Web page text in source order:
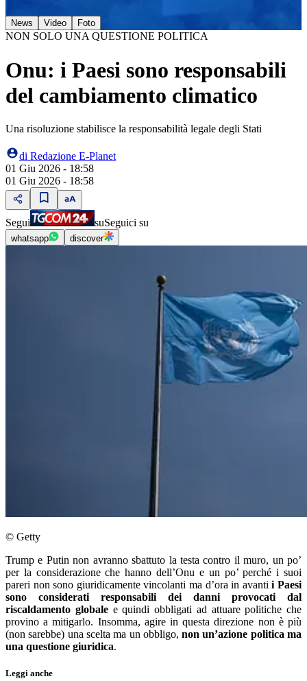
News Video Foto
NON SOLO UNA QUESTIONE POLITICA
Onu: i Paesi sono responsabili
del cambiamento climatico
Una risoluzione stabilisce la responsabilità legale degli Stati
di Redazione E-Planet
01 Giu 2026 - 18:58
01 Giu 2026 - 18:58
Segui suSeguici su
whatsapp discover
© Getty
Trump e Putin non avranno sbattuto la testa contro il muro, un po’
per la considerazione che hanno dell’Onu e un po’ perché i suoi
pareri non sono giuridicamente vincolanti ma d’ora in avantii Paesi
sono considerati responsabili dei danni provocati dal
riscaldamento globale e quindi obbligati ad attuare politiche che
provino a mitigarlo. Insomma, agire in questa direzione non è più
(non sarebbe) una scelta ma un obbligo,non un’azione politica ma
una questione giuridica.
Leggi anche